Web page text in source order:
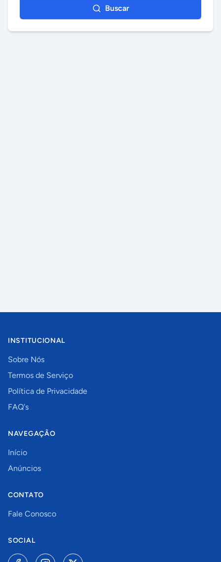
Buscar
INSTITUCIONAL
Sobre Nós
Termos de Serviço
Política de Privacidade
FAQ's
NAVEGAÇÃO
Início
Anúncios
CONTATO
Fale Conosco
SOCIAL